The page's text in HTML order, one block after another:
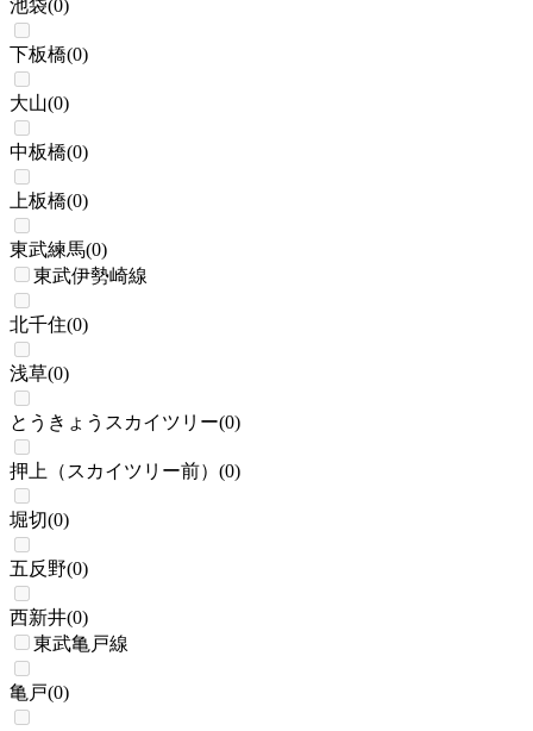
池袋(0)
下板橋(0)
大山(0)
中板橋(0)
上板橋(0)
東武練馬(0)
東武伊勢崎線
北千住(0)
浅草(0)
とうきょうスカイツリー(0)
押上（スカイツリー前） (0)
堀切(0)
五反野(0)
西新井(0)
東武亀戸線
亀戸(0)